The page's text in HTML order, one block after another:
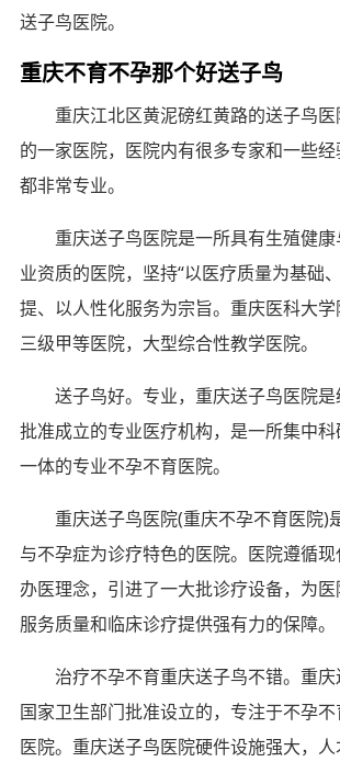
送子鸟医院。
重庆不育不孕那个好送子鸟
重庆江北区黄泥磅红黄路的送子鸟
的一家医院，医院内有很多专家和一些经
都非常专业。
重庆送子鸟医院是一所具有生殖健
业资质的医院，坚持“以医疗质量为基础
提、以人性化服务为宗旨。重庆医科大
三级甲等医院，大型综合性教学医院。
送子鸟好。专业，重庆送子鸟医院
批准成立的专业医疗机构，是一所集中
一体的专业不孕不育医院。
重庆送子鸟医院(重庆不孕不育医院)
与不孕症为诊疗特色的医院。医院遵循
办医理念，引进了一大批诊疗设备，为
服务质量和临床诊疗提供强有力的保障。
治疗不孕不育重庆送子鸟不错。重
国家卫生部门批准设立的，专注于不孕
医院。重庆送子鸟医院硬件设施强大，